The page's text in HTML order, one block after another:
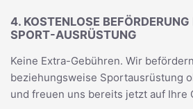
4. KOSTENLOSE
SPORT-AUSRÜSTUNG
Keine Extra-Gebühren. Wir
beziehungsweise Sportausrüstung
und freuen uns bereits jetzt auf Ihre